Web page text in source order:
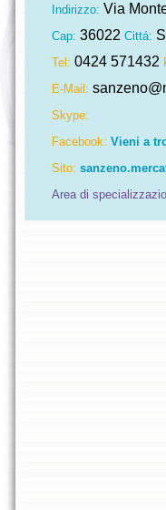
Indirizzo: Via
Cap: 36022 Cittá:
Tel: 0424 571432
E-Mail:
Skype:
Facebook: Vieni a
Sito:
Area di